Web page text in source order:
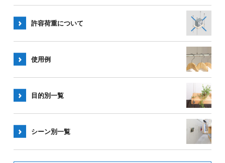
許容荷重について
使用例
目的別一覧
シーン別一覧